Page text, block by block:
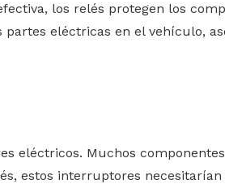
los relés protegen los
eléctricas en el vehículo,
eléctricos. Muchos
estos interruptores